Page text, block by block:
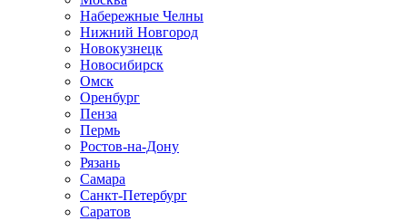
Набережные Челны
Нижний Новгород
Новокузнецк
Новосибирск
Омск
Оренбург
Пенза
Пермь
Ростов-на-Дону
Рязань
Самара
Санкт-Петербург
Саратов